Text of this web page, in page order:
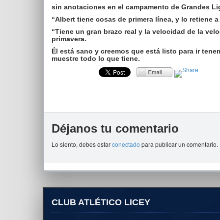
sin anotaciones en el campamento de Grandes
“Albert tiene cosas de primera línea, y lo retiene
“Tiene un gran brazo real y la velocidad de la
primavera.
Él está sano y creemos que está listo para ir
muestre todo lo que tiene.
Déjanos tu comentario
Lo siento, debes estarconectado para publicar un comentario.
CLUB ATLÉTICO LICEY